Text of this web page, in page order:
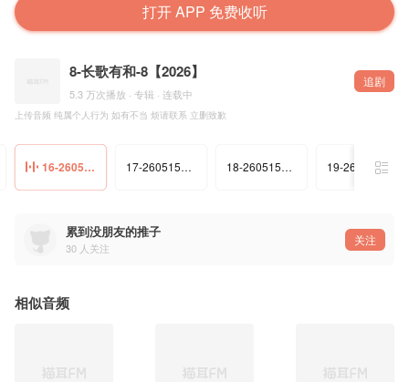
打开 APP 免费收听
8-长歌有和-8【2026】
5.3 万次播放 · 专辑 · 连载中
追剧
上传音频 纯属个人行为 如有不当 烦请联系 立删致歉
16-260515晚场《零号公路-片》 17-260515晚场《你是我的女人》 18-260515晚场《漫步香港1999》 19-260515晚场《垃圾》
累到没朋友的推子
30 人关注
关注
相似音频